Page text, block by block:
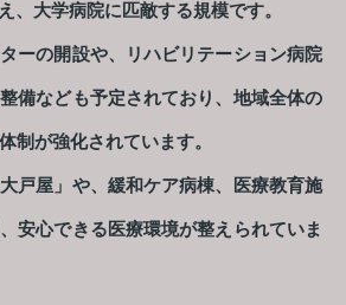
、大学病院に匹敵する規模です。
ーの開設や、リハビリテーション病院
備なども予定されており、地域全体の
制が強化されています。
戸屋」や、緩和ケア病棟、医療教育施
安心できる医療環境が整えられていま